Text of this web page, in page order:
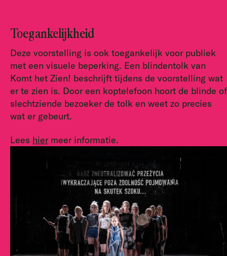
Toegankelijkheid
Deze voorstelling is ook toegankelijk voor publiek
met een visuele beperking. Een blindentolk van
Komt het Zien! beschrijft tijdens de voorstelling wat
er te zien is. Door een koptelefoon hoort de blinde of
slechtziende bezoeker de tolk en weet zo precies
wat er gebeurt.
Lees hier meer informatie.